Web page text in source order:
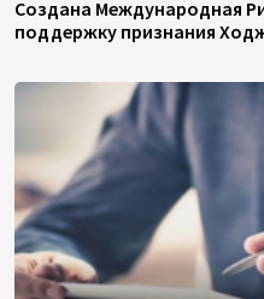
Создана Международная
поддержку признания